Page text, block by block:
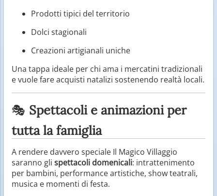
Prodotti tipici del territorio
Dolci stagionali
Creazioni artigianali uniche
Una tappa ideale per chi ama i mercatini tradizionali
e vuole fare acquisti natalizi sostenendo realtà locali.
🎭 Spettacoli e animazioni per
tutta la famiglia
A rendere davvero speciale Il Magico Villaggio
saranno gli spettacoli domenicali: intrattenimento
per bambini, performance artistiche, show teatrali,
musica e momenti di festa.